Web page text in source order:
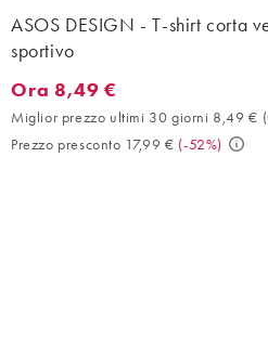
ASOS DESIGN - T-shirt corta
sportivo
Ora 8,49 €. Miglior prezzo ultimi
Ora 8,49 €
Miglior prezzo ultimi 30 giorni 8,49 € (
Prezzo presconto 17,99 € (-52%)